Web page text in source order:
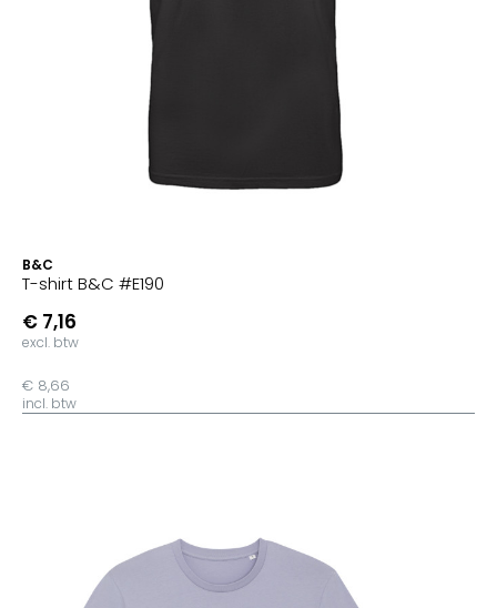
B&C
T-shirt B&C #E190
€ 7,16
excl. btw
€ 8,66
incl. btw